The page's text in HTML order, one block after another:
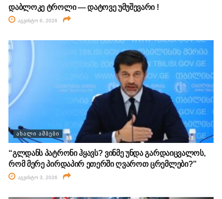
დაბლოკე ტროლი — დატოვე უმუშევარი !
აგვისტო 6, 2026
ᲐᲮᲐᲚᲘ ᲐᲛᲑᲔᲑᲘ
“გლდანს პატრონი ჰყავს? ვინმე უნდა გარდაიცვალოს,
რომ მერე პირდაპირ ეთერში ღვაროთ ცრემლები?”
აგვისტო 3, 2026